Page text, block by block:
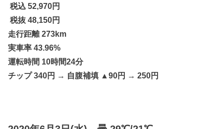
税込 52,970円
税抜 48,150円
走行距離 273km
実車率 43.96%
運転時間 10時間24分
チップ 340円 → 自腹補填 ▲90円 → 250円